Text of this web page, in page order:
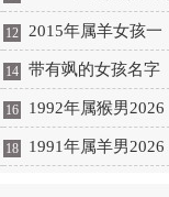
5月装修吉日一览表
的详细解释 2027年5月
搬家吉日吉时查询
12 2015年属羊女孩一
生运势 2015年属羊女
2026年健康运好吗
14 带有飒的女孩名字
女孩取名字带飒字有什
么名字好听
16 1992年属猴男2026
年桃花运 1992年属猴男
18 1991年属羊男2026